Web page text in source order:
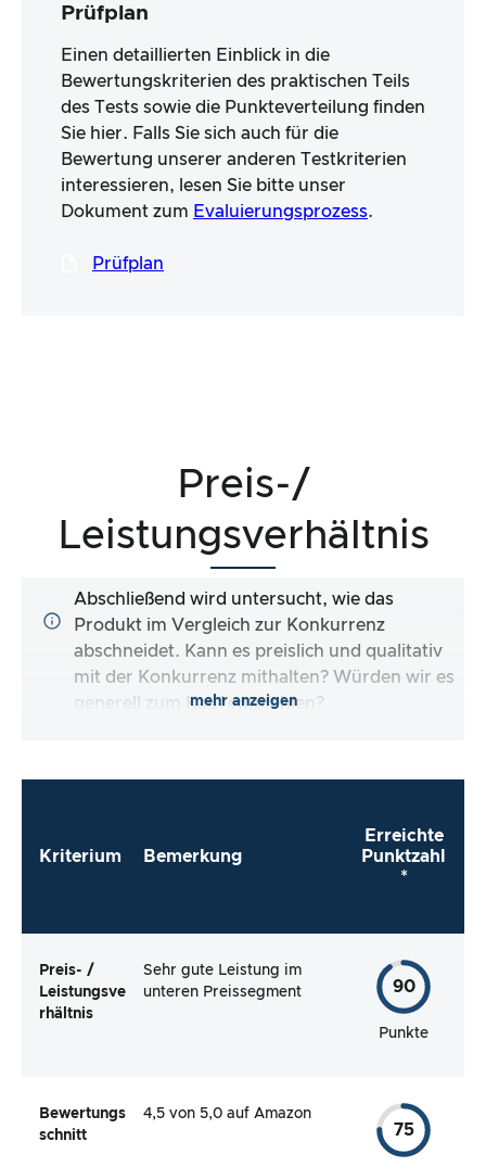
Prüfplan
Einen detaillierten Einblick in die
Bewertungskriterien des praktischen Teils
des Tests sowie die Punkteverteilung finden
Sie hier. Falls Sie sich auch für die
Bewertung unserer anderen Testkriterien
interessieren, lesen Sie bitte unser
Dokument zum Evaluierungsprozess.
Prüfplan
Preis-/
Leistungsverhältnis
Abschließend wird untersucht, wie das
Produkt im Vergleich zur Konkurrenz
abschneidet. Kann es preislich und qualitativ
mit der Konkurrenz mithalten? Würden wir es
generell zum Kauf empfehlen?
mehr anzeigen
Kriterium Bemerkung
Erreichte
Punktzahl
*
Preis- /
Leistungsve
rhältnis
Sehr gute Leistung im
unteren Preissegment
90
Punkte
Bewertungs
schnitt
4,5 von 5,0 auf Amazon
75